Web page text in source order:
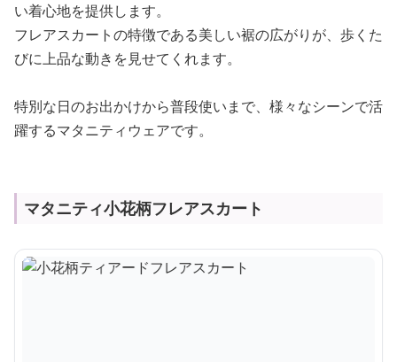
い着心地を提供します。
フレアスカートの特徴である美しい裾の広がりが、歩くた
びに上品な動きを見せてくれます。
特別な日のお出かけから普段使いまで、様々なシーンで活
躍するマタニティウェアです。
マタニティ小花柄フレアスカート